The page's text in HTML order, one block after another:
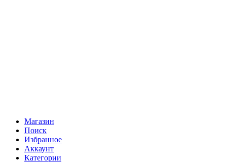
Магазин
Поиск
Избранное
Аккаунт
Категории